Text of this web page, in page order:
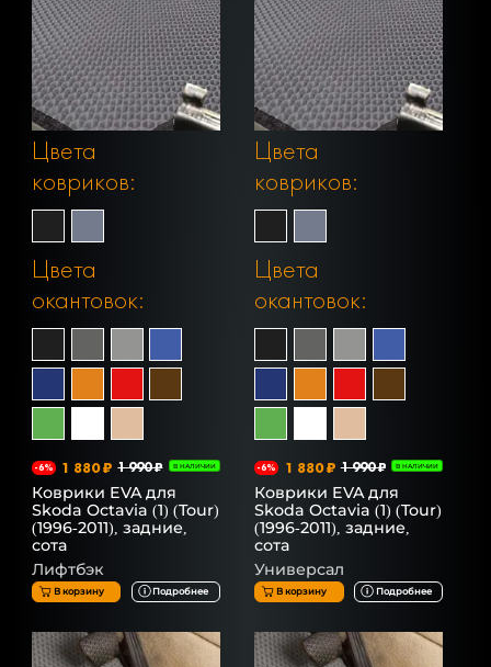
Цвета
ковриков:
Цвета
окантовок:
-6% 1 880 ₽ 1 990 ₽ В НАЛИЧИИ
Коврики EVA для
Skoda Octavia (1) (Tour)
(1996-2011), задние,
сота
Лифтбэк
В корзину Подробнее
Цвета
ковриков:
Цвета
окантовок:
-6% 1 880 ₽ 1 990 ₽ В НАЛИЧИИ
Коврики EVA для
Skoda Octavia (1) (Tour)
(1996-2011), задние,
сота
Универсал
В корзину Подробнее